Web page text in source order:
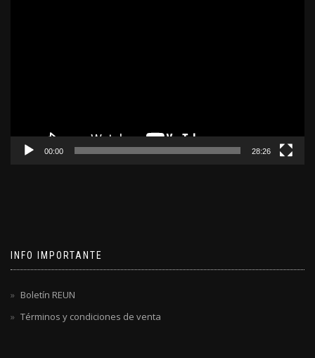
00:00 28:26
INFO IMPORTANTE
Boletín REUN
Términos y condiciones de venta